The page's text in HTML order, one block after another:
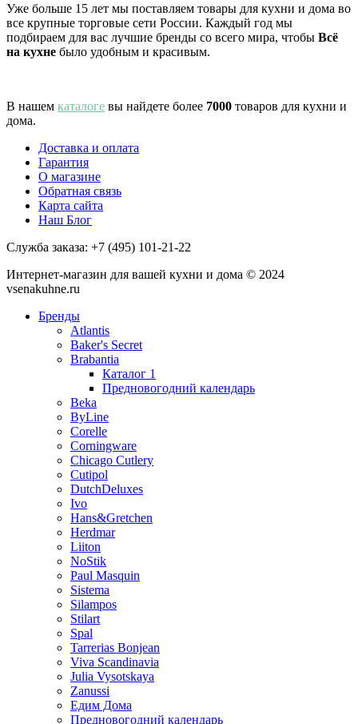
Уже больше 15 лет мы поставляем товары для кухни и дома во
все крупные торговые сети России. Каждый год мы
подбираем для вас лучшие бренды со всего мира, чтобы Всё
на кухне было удобным и красивым.
В нашем каталоге вы найдете более 7000 товаров для кухни и
дома.
Доставка и оплата
Гарантия
О магазине
Обратная связь
Карта сайта
Наш Блог
Служба заказа: +7 (495) 101-21-22
Интернет-магазин для вашей кухни и дома © 2024
vsenakuhne.ru
Бренды
Atlantis
Baker's Secret
Brabantia
Каталог 1
Предновогодний календарь
Beka
ByLine
Corelle
Corningware
Chicago Cutlery
Cutipol
DutchDeluxes
Ivo
Hans&Gretchen
Herdmar
Liiton
NoStik
Paul Masquin
Sistema
Silampos
Stilart
Spal
Tarrerias Bonjean
Viva Scandinavia
Julia Vysotskaya
Zanussi
Едим Дома
Предновогодний календарь